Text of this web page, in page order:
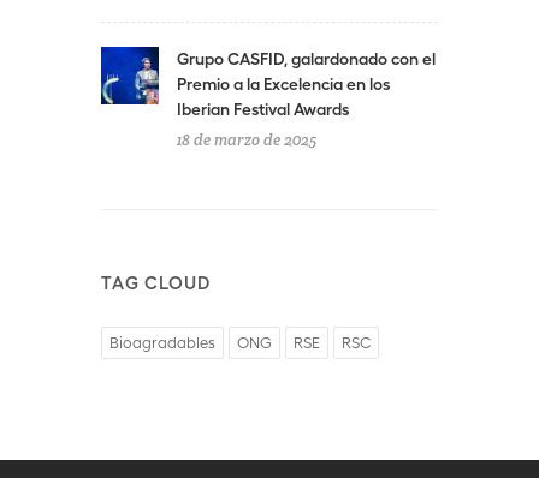
Grupo CASFID, galardonado con el
Premio a la Excelencia en los
Iberian Festival Awards
18 de marzo de 2025
TAG CLOUD
Bioagradables ONG RSE RSC